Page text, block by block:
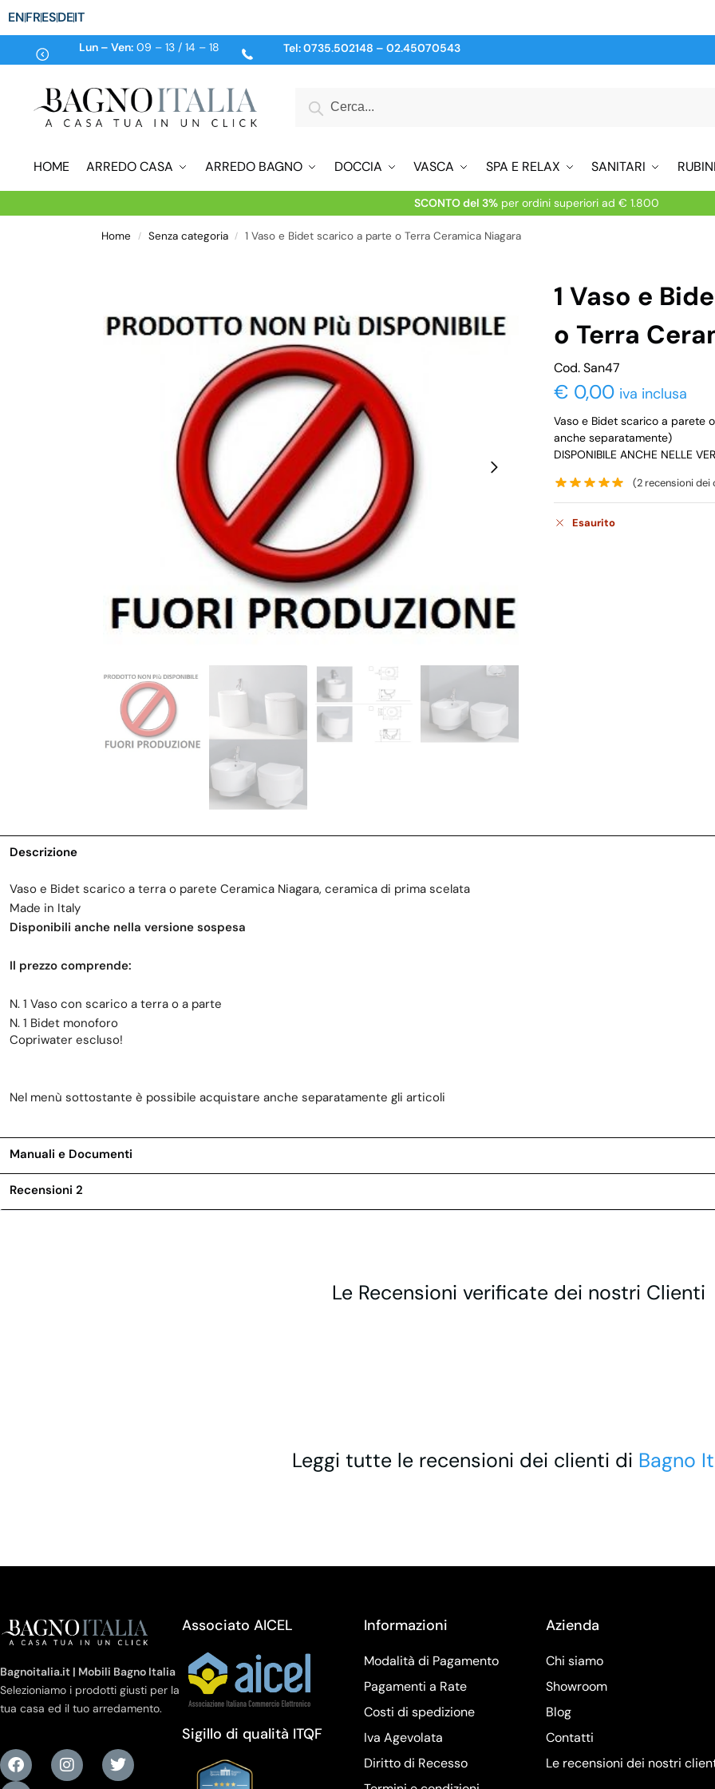
ENFRESDEIT
Lun – Ven:09 – 13 / 14 – 18 Tel:0735.502148 – 02.45070543
HOME ARREDO CASA ARREDO BAGNO DOCCIA VASCA SPA E RELAX SANITARI
SCONTO del 3%per ordini superiori ad € 1.800
Home / Senza categoria / 1 Vaso e Bidet scarico a parte o Terra Ceramica Niagara
1 Vaso e
o Terra
Cod. San47
€ 0,00 iva inclusa
Vaso e Bidet scarico a parete
anche separatamente)
DISPONIBILE ANCHE NELLE
(2 recensioni dei
Esaurito
Descrizione
Vaso e Bidet scarico a terra o parete Ceramica Niagara, ceramica di prima scelata
Made in Italy
Disponibili anche nella versione sospesa
Il prezzo comprende:
N. 1 Vaso con scarico a terra o a parte
N. 1 Bidet monoforo
Copriwater escluso!
Nel menù sottostante è possibile acquistare anche separatamente gli articoli
Manuali e Documenti
Recensioni 2
Le Recensioni verificate dei nostri Clienti
Leggi tutte le recensioni dei clienti di Bagno
Bagnoitalia.it | Mobili Bagno Italia
Selezioniamo i prodotti giusti per la
tua casa ed il tuo arredamento.
Associato AICEL
Sigillo di qualità ITQF
Informazioni
Modalità di Pagamento
Pagamenti a Rate
Costi di spedizione
Iva Agevolata
Diritto di Recesso
Azienda
Chi siamo
Showroom
Blog
Contatti
Le recensioni dei nostri